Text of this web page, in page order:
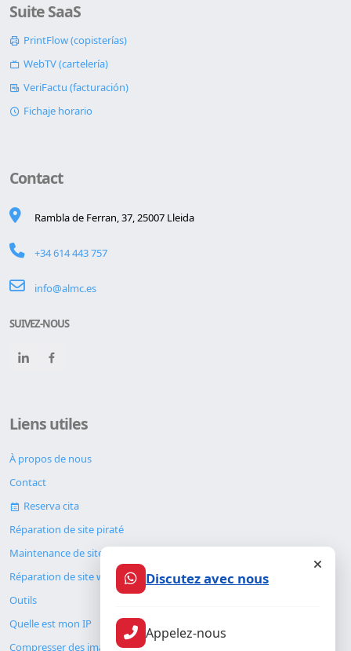
Suite SaaS
PrintFlow (copisterías)
WebTV (cartelería)
VeriFactu (facturación)
Fichaje horario
Contact
Rambla de Ferran, 37, 25007 Lleida
+34 614 443 757
info@almc.es
SUIVEZ-NOUS
Liens utiles
À propos de nous
Contact
Reserva cita
Réparation de site piraté
Maintenance de site web
Réparation de site web
Outils
Quelle est mon IP
Compresser des images
Discutez avec nous
Appelez-nous